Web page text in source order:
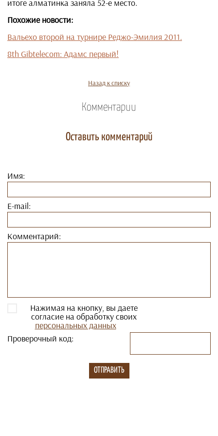
итоге алматинка заняла 52-е место.
Похожие новости:
Вальехо второй на турнире Реджо-Эмилия 2011.
8th Gibtelecom: Адамс первый!
Назад к списку
Комментарии
Оставить комментарий
Имя:
E-mail:
Комментарий:
Нажимая на кнопку, вы даете
согласие на обработку своих
персональных данных
Проверочный код: